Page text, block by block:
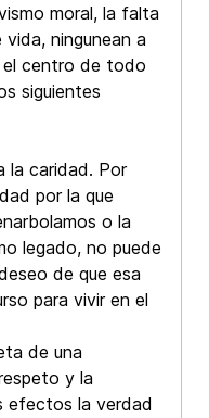
moral, la falta
ningunean a
centro de todo
siguientes
la caridad. Por
por la que
o la
legado, no puede
de que esa
para vivir en el
de una
y la
efectos la verdad